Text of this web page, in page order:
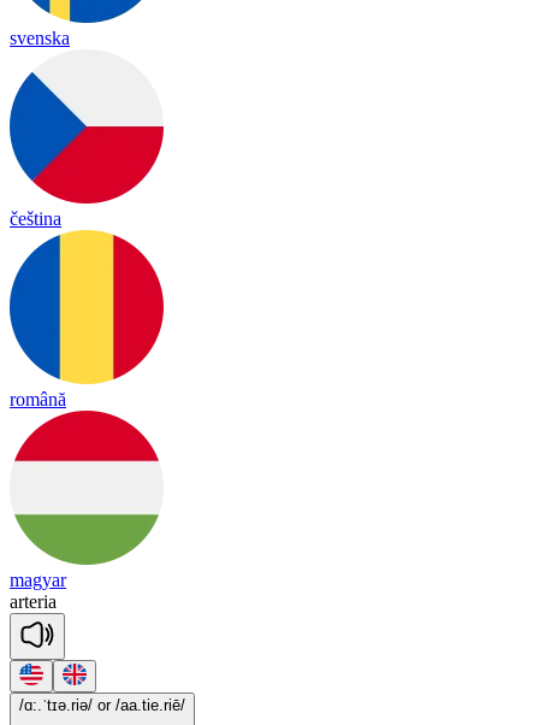
svenska
čeština
română
magyar
arteria
/ɑ:.ˈtɪə.riə/ or /aa.tie.riē/